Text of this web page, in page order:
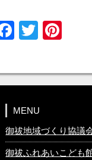
Facebook
Twitter
MENU
御祓地域づくり協議
御祓ふれあいこども